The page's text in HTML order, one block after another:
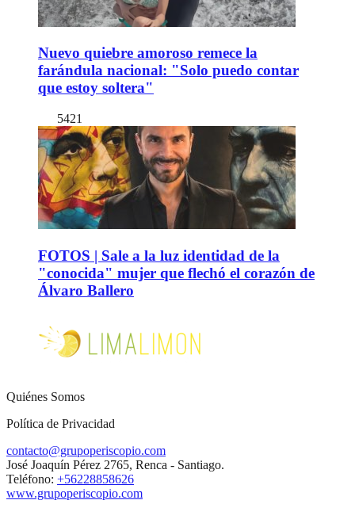
Nuevo quiebre amoroso remece la
farándula nacional: "Solo puedo contar
que estoy soltera"
5421
FOTOS | Sale a la luz identidad de la
"conocida" mujer que flechó el corazón de
Álvaro Ballero
Quiénes Somos
Política de Privacidad
contacto@grupoperiscopio.com
José Joaquín Pérez 2765, Renca - Santiago.
Teléfono: +56228858626
www.grupoperiscopio.com